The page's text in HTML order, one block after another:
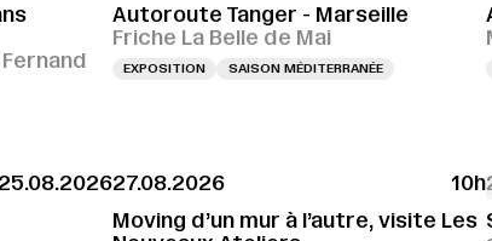
Autoroute Tanger - Marseille
Friche La Belle de Mai
EXPOSITION SAISON MÉDITERRANÉE
25.08.202627.08.2026
10h
Moving d’un mur à l’autre, visite Les